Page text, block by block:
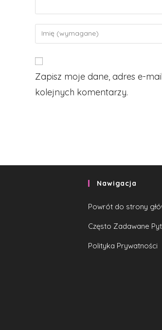
Enter
your
or
username
to
Zapisz moje dane, adres e-
kolejnych komentarzy.
Nawigacja
Powrót do strony
Często Zadawane
Polityka Prywatności